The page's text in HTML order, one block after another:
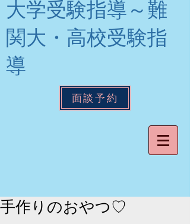
大学受験指導～難
関大・高校受験指
導
面談予約
手作りのおやつ♡